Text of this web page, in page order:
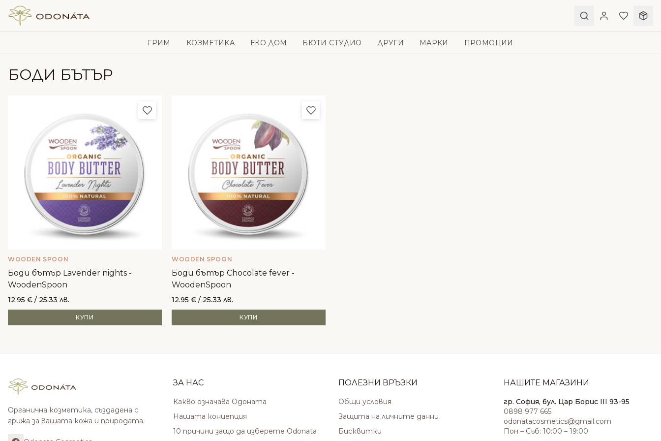
Skip to content
ГРИМ КОЗМЕТИКА ЕКО ДОМ БЮТИ СТУДИО ДРУГИ МАРКИ ПРОМОЦИИ
БОДИ БЪТЪР
Добави в любими
WOODEN SPOON
Боди бътър Lavender nights -
WoodenSpoon
12.95 € / 25.33 лв.
КУПИ
Добави в любими
WOODEN SPOON
Боди бътър Chocolate fever -
WoodenSpoon
12.95 € / 25.33 лв.
КУПИ
Органична козметика, създадена с
грижа за вашата кожа и природата.
ЗА НАС
Какво означава Одоната
Нашата концепция
10 причини защо да изберете Odonata
ПОЛЕЗНИ ВРЪЗКИ
Общи условия
Защита на личните данни
Бисквитки
НАШИТЕ МАГАЗИНИ
гр. София, бул. Цар Борис III 93-95
0898 977 665
odonatacosmetics@gmail.com
Пон – Съб: 10:00 – 19:00